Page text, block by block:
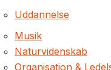
Uddannelse
Musik
Naturvidenskab
Organisation &